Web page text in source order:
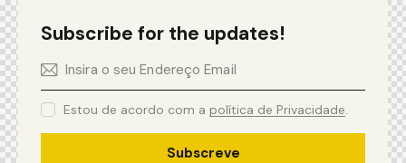
Subscribe for the updates!
Subscreve
Estou de acordo com a política de Privacidade.